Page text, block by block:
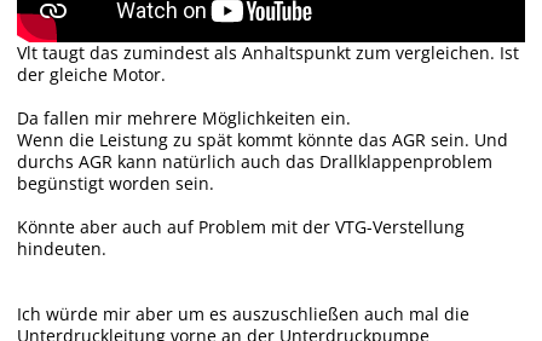
Vlt taugt das zumindest als Anhaltspunkt zum vergleichen. Ist
der gleiche Motor.
Da fallen mir mehrere Möglichkeiten ein.
Wenn die Leistung zu spät kommt könnte das AGR sein. Und
durchs AGR kann natürlich auch das Drallklappenproblem
begünstigt worden sein.
Könnte aber auch auf Problem mit der VTG-Verstellung
hindeuten.
Ich würde mir aber um es auszuschließen auch mal die
Unterdruckleitung vorne an der Unterdruckpumpe